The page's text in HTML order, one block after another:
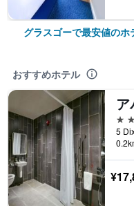
グラスゴーで最安値のホ
おすすめホテル
4